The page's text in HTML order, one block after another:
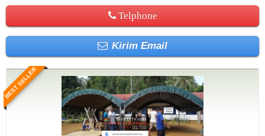
Telphone
Kirim Email
BEST SELLER